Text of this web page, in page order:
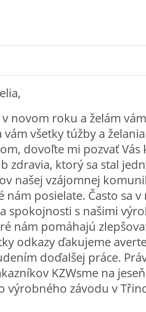
novom roku a želám
všetky túžby a
dovoľte mi pozvať
zdravia, ktorý sa stal
našej vzájomnej
nám posielate. Často sa
spokojnosti s našimi
nám pomáhajú
odkazy ďakujeme
doďalšej práce.
KZWsme na
výrobného závodu v